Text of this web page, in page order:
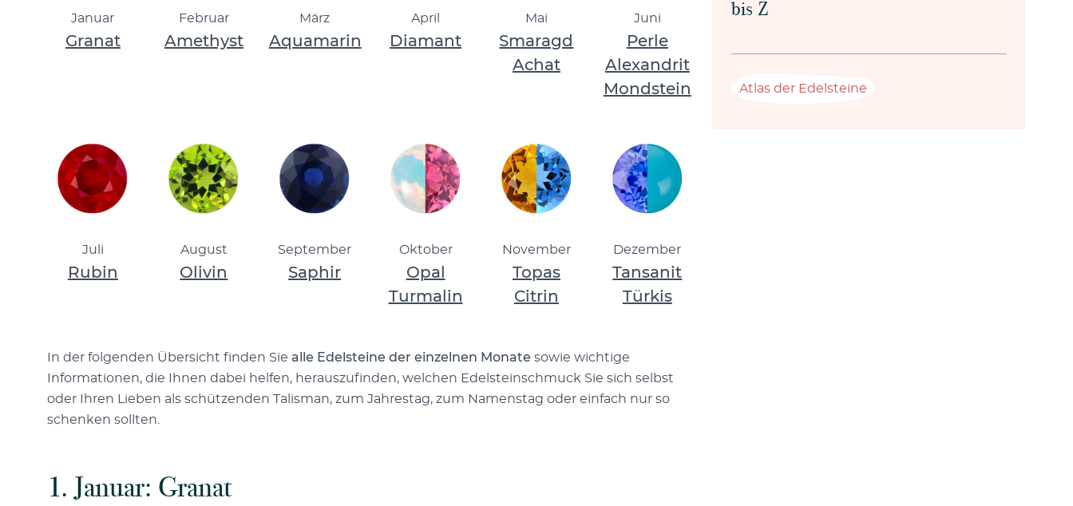
Januar
Granat
Februar
Amethyst
März
Aquamarin
April
Diamant
Mai
Smaragd
Achat
Juni
Perle
Alexandrit
Mondstein
Juli
Rubin
August
Olivin
September
Saphir
Oktober
Opal
Turmalin
November
Topas
Citrin
Dezember
Tansanit
Türkis
In der folgenden Übersicht finden Sie alle Edelsteine der einzelnen Monate sowie wichtige
Informationen, die Ihnen dabei helfen, herauszufinden, welchen Edelsteinschmuck Sie sich selbst
oder Ihren Lieben als schützenden Talisman, zum Jahrestag, zum Namenstag oder einfach nur so
schenken sollten.
1. Januar: Granat
bis Z
Atlas der Edelsteine